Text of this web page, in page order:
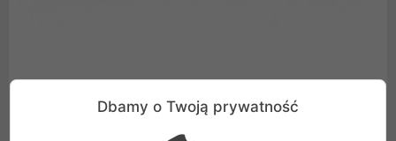
Łatwy montaż i demontaż
Dbamy o Twoją prywatność